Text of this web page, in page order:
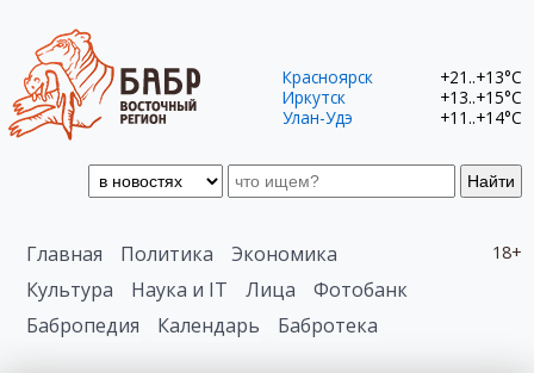
Найти
Красноярск
+21..+13°C
Иркутск
+13..+15°C
Улан-Удэ
+11..+14°C
18+
Главная Политика
Экономика
Культура
Наука и IT Лица
Фотобанк
Бабропедия
Календарь Бабротека